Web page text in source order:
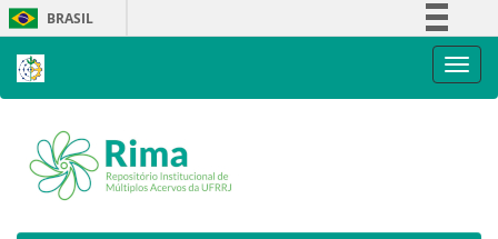
Skip
navigation
BRASIL